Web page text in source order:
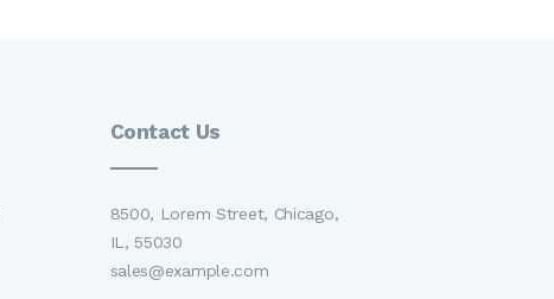
Contact Us
8500, Lorem Street, Chicago,
IL, 55030
sales@example.com